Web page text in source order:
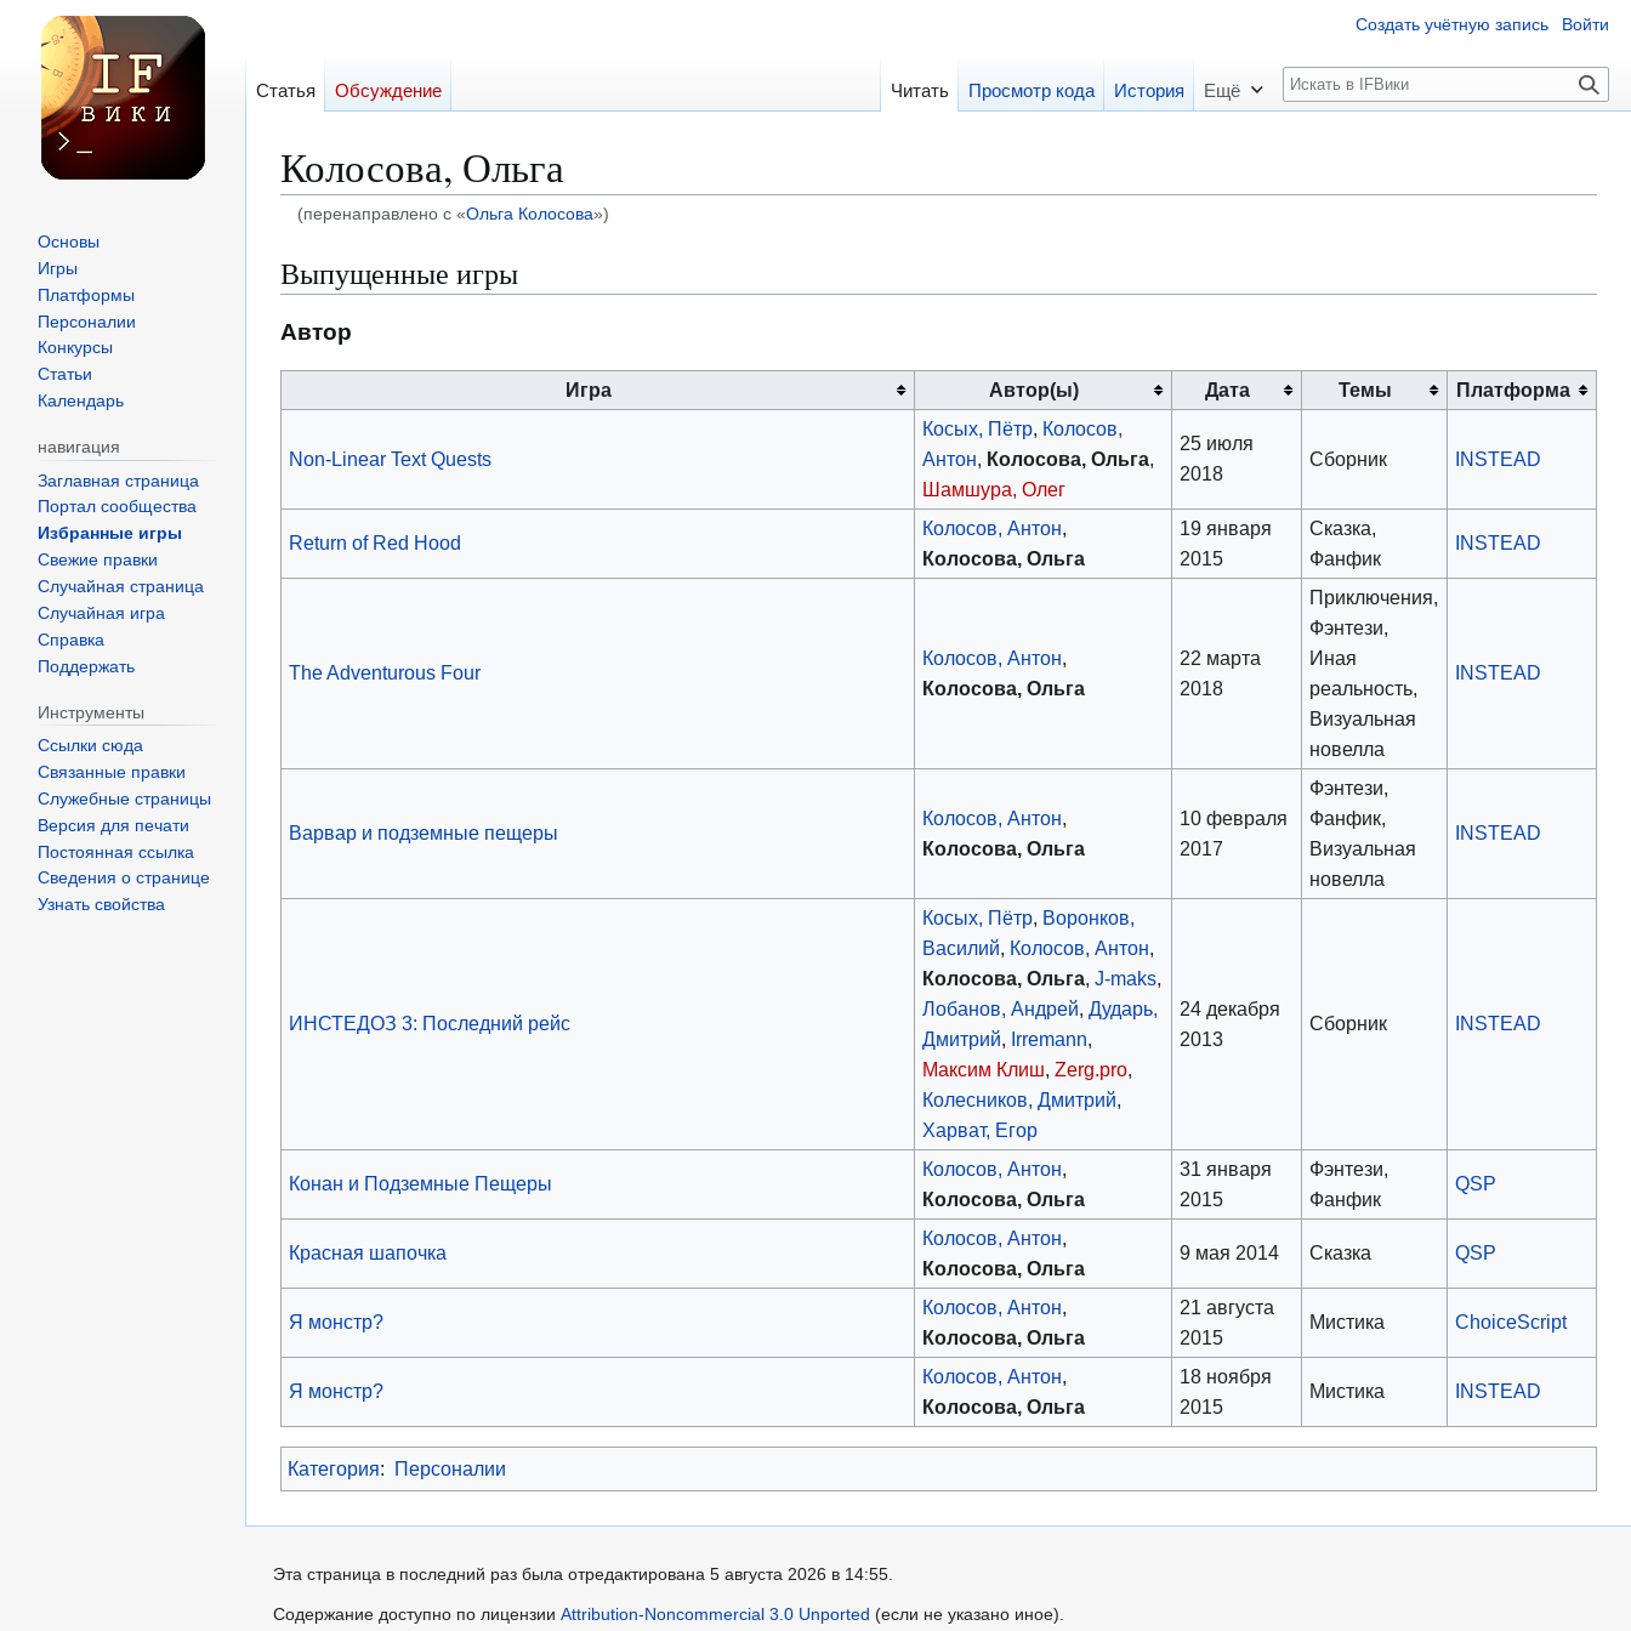
Колосова, Ольга
(перенаправлено с «Ольга Колосова»)
Перейти
к
навигации
Перейти
к
поиску
Выпущенные игры
Автор
Игра Автор(ы) Дата Темы Платформа
Non-Linear Text Quests
Косых, Пётр, Колосов,
Антон, Колосова, Ольга,
Шамшура, Олег
25 июля
2018
Сборник INSTEAD
Return of Red Hood
Колосов, Антон,
Колосова, Ольга
19 января
2015
Сказка,
Фанфик
INSTEAD
The Adventurous Four
Колосов, Антон,
Колосова, Ольга
22 марта
2018
Приключения,
Фэнтези,
Иная
реальность,
Визуальная
новелла
INSTEAD
Варвар и подземные пещеры
Колосов, Антон,
Колосова, Ольга
10 февраля
2017
Фэнтези,
Фанфик,
Визуальная
новелла
INSTEAD
ИНСТЕДОЗ 3: Последний рейс
Косых, Пётр, Воронков,
Василий, Колосов, Антон,
Колосова, Ольга,J-maks,
Лобанов, Андрей,Дударь,
Дмитрий, Irremann,
Максим Клиш,Zerg.pro,
Колесников, Дмитрий,
Харват, Егор
24 декабря
2013
Сборник INSTEAD
Конан и Подземные Пещеры
Колосов, Антон,
Колосова, Ольга
31 января
2015
Фэнтези,
Фанфик
QSP
Красная шапочка
Колосов, Антон,
Колосова, Ольга
9 мая 2014 Сказка QSP
Я монстр?
Колосов, Антон,
Колосова, Ольга
21 августа
2015
Мистика ChoiceScript
Я монстр?
Колосов, Антон,
Колосова, Ольга
18 ноября
2015
Мистика INSTEAD
Категория: Персоналии
Создать учётную запись Войти
Статья Обсуждение Читать Просмотр кода История Ещё
П
о
к
Основы
Игры
Платформы
Персоналии
Конкурсы
Статьи
Календарь
навигация
Заглавная страница
Портал сообщества
Избранные игры
Свежие правки
Случайная страница
Случайная игра
Справка
Поддержать
Инструменты
Ссылки сюда
Связанные правки
Служебные страницы
Версия для печати
Постоянная ссылка
Сведения о странице
Узнать свойства
Эта страница в последний раз была отредактирована 5 августа 2026 в 14:55.
Содержание доступно по лицензииAttribution-Noncommercial 3.0 Unported (если не указано иное).